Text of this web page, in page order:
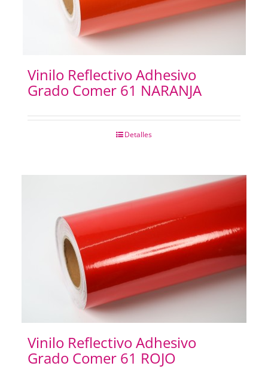
Vinilo Reflectivo Adhesivo
Grado Comer 61 NARANJA
Detalles
Vinilo Reflectivo Adhesivo
Grado Comer 61 ROJO